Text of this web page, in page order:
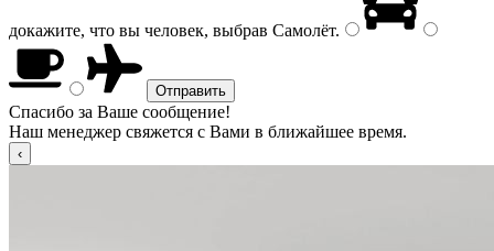
докажите, что вы человек, выбрав Самолёт.
Спасибо за Ваше сообщение!
Наш менеджер свяжется с Вами в ближайшее время.